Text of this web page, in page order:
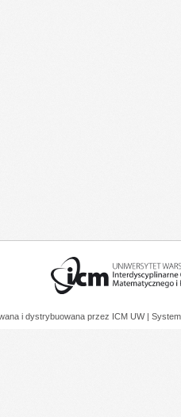
i dystrybuowana przez ICM UW |